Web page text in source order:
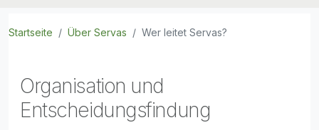
Startseite Über Servas Wer leitet Servas?
Organisation und
Entscheidungsfindung